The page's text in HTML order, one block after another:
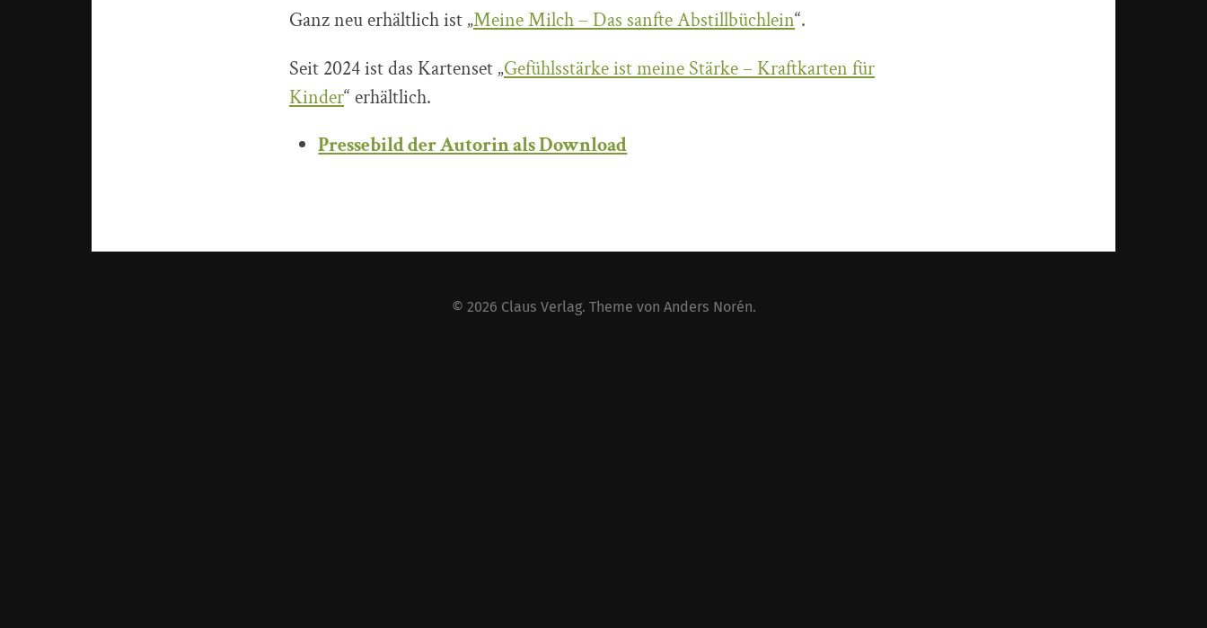
Ganz neu erhältlich ist „Meine Milch – Das sanfte Abstillbüchlein“.
Seit 2024 ist das Kartenset „Gefühlsstärke ist meine Stärke – Kraftkarten für
Kinder“ erhältlich.
Pressebild der Autorin als Download
© 2026 Claus Verlag. Theme von Anders Norén.